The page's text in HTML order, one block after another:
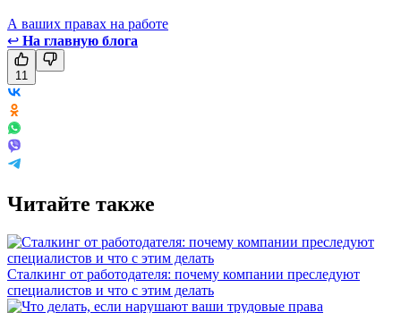
А ваших правах на работе
↩ На главную блога
11
Читайте также
Сталкинг от работодателя: почему компании преследуют
специалистов и что с этим делать